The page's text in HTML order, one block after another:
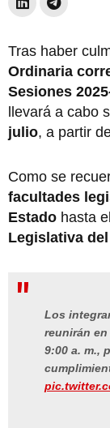
Tras haber
Ordinaria
Sesiones
llevará a cabo
julio, a partir
Como se
facultades
Estado hasta el
Legislativa
Los
reunirán
9:00 a. m.,